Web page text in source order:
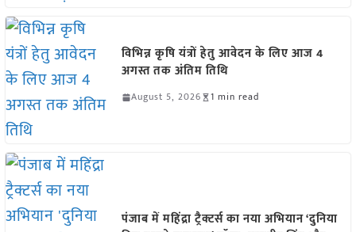
विभिन्न कृषि यंत्रों हेतु आवेदन के लिए आज 4
अगस्त तक अंतिम तिथि
August 5, 2026 1 min read
पंजाब में महिंद्रा ट्रैक्टर्स का नया अभियान ‘दुनिया